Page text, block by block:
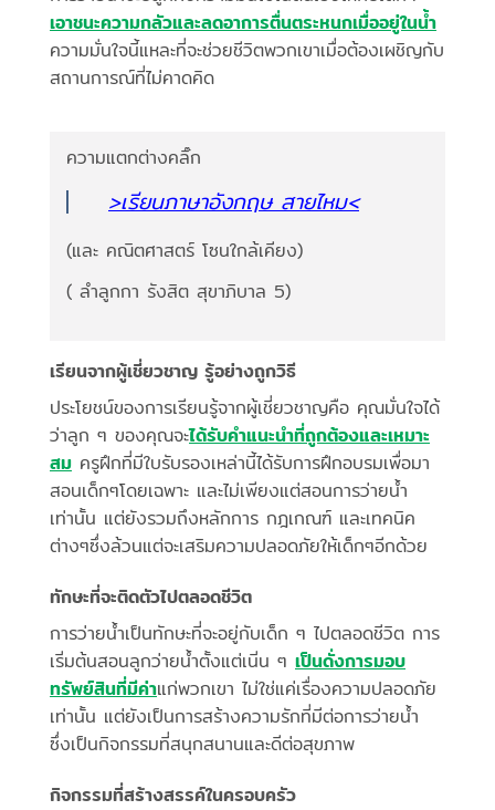
เอาชนะความกลัวและลดอาการตื่นตระหนกเมื่ออยู่ในน้ำ
ความมั่นใจนี้แหละที่จะช่วยชีวิตพวกเขาเมื่อต้องเผชิญกับ
สถานการณ์ที่ไม่คาดคิด
ความแตกต่างคลิ๊ก
>เรียนภาษาอังกฤษ สายไหม<
(และ คณิตศาสตร์ โซนใกล้เคียง)
( ลำลูกกา รังสิต สุขาภิบาล 5)
เรียนจากผู้เชี่ยวชาญ รู้อย่างถูกวิธี
ประโยชน์ของการเรียนรู้จากผู้เชี่ยวชาญคือ คุณมั่นใจได้
ว่าลูก ๆ ของคุณจะได้รับคำแนะนำที่ถูกต้องและเหมาะ
สม ครูฝึกที่มีใบรับรองเหล่านี้ได้รับการฝึกอบรมเพื่อมา
สอนเด็กๆโดยเฉพาะ และไม่เพียงแต่สอนการว่ายน้ำ
เท่านั้น แต่ยังรวมถึงหลักการ กฎเกณฑ์ และเทคนิค
ต่างๆซึ่งล้วนแต่จะเสริมความปลอดภัยให้เด็กๆอีกด้วย
ทักษะที่จะติดตัวไปตลอดชีวิต
การว่ายน้ำเป็นทักษะที่จะอยู่กับเด็ก ๆ ไปตลอดชีวิต การ
เริ่มต้นสอนลูกว่ายน้ำตั้งแต่เนิ่น ๆ เป็นดั่งการมอบ
ทรัพย์สินที่มีค่าแก่พวกเขา ไม่ใช่แค่เรื่องความปลอดภัย
เท่านั้น แต่ยังเป็นการสร้างความรักที่มีต่อการว่ายน้ำ
ซึ่งเป็นกิจกรรมที่สนุกสนานและดีต่อสุขภาพ
กิจกรรมที่สร้างสรรค์ในครอบครัว